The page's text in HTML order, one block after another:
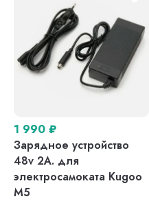
1 990 ₽
Зарядное устройство
48v 2A. для
электросамоката Kugoo
M5